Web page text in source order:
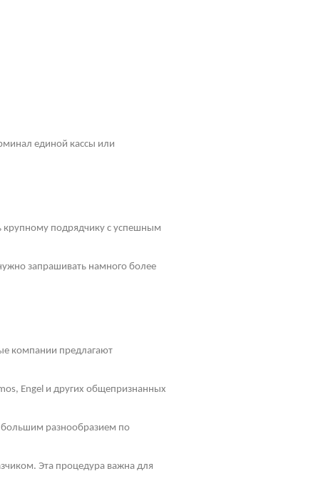
единой кассы или
крупному подрядчику с успешным
запрашивать намного более
компании предлагают
, Engel и других общепризнанных
большим разнообразием по
Эта процедура важна для